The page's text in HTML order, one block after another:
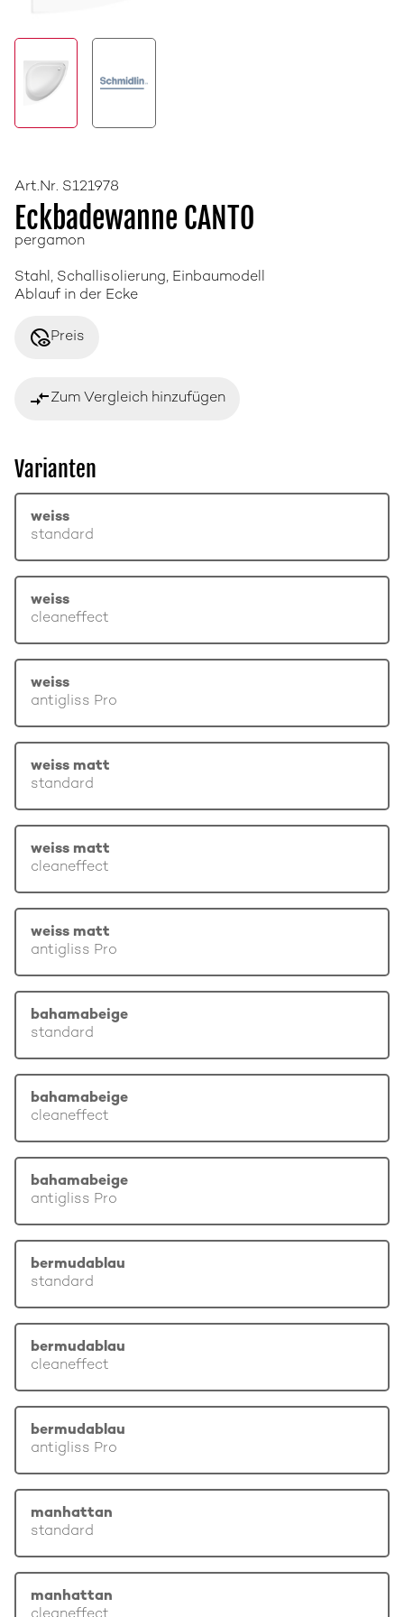
Art.Nr. S121978
Eckbadewanne CANTO
pergamon
Stahl, Schallisolierung, Einbaumodell
Ablauf in der Ecke
disabled_visiblePreis
compare_arrowsZum Vergleich hinzufügen
Varianten
weiss
standard
weiss
cleaneffect
weiss
antigliss Pro
weiss matt
standard
weiss matt
cleaneffect
weiss matt
antigliss Pro
bahamabeige
standard
bahamabeige
cleaneffect
bahamabeige
antigliss Pro
bermudablau
standard
bermudablau
cleaneffect
bermudablau
antigliss Pro
manhattan
standard
manhattan